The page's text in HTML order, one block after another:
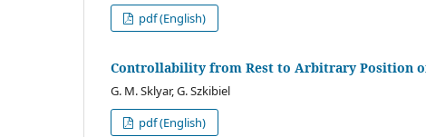
pdf (English)
Controllability from Rest to Arbitrary Position
G. M. Sklyar,G. Szkibiel
pdf (English)